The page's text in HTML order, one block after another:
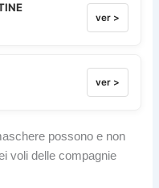
ver >
ver >
possono e non
voli delle compagnie